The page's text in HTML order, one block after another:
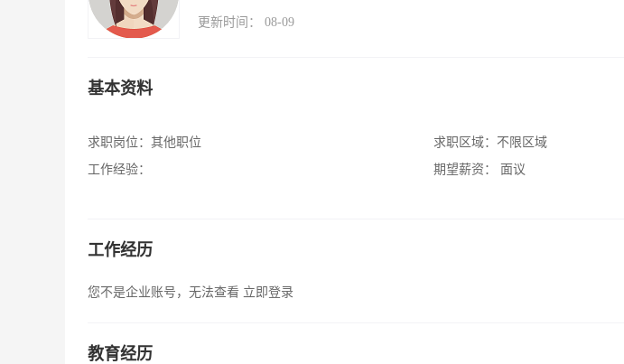
更新时间： 08-09
基本资料
求职岗位： 其他职位
工作经验：
求职区域： 不限区域
期望薪资：
面议
工作经历
您不是企业账号，无法查看 立即登录
教育经历